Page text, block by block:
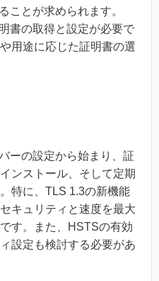
ことが求められます。
書の取得と設定が必要で
用途に応じた証明書の選
ーの設定から始まり、証
ンストール、そして定期
特に、TLS 1.3の新機能
キュリティと速度を最大
す。また、HSTSの有効
設定も検討する必要があ